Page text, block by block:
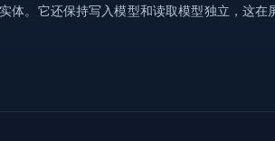
体。它还保持写入模型和读取模型独立，这